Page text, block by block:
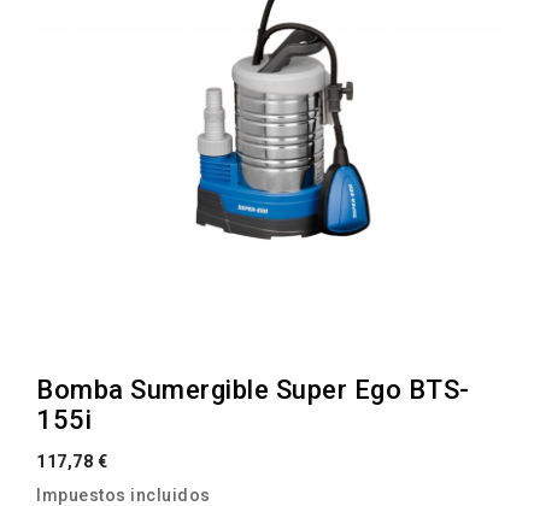
Bomba Sumergible Super Ego BTS-
155i
117,78 €
Impuestos incluidos